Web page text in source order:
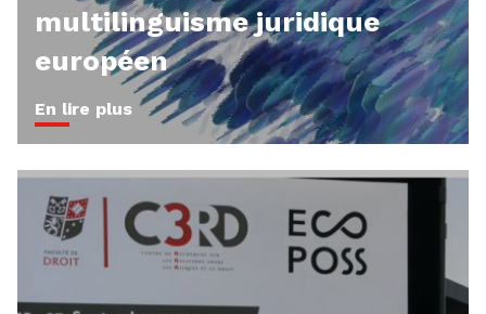
multilinguisme juridique
européen
En lire plus